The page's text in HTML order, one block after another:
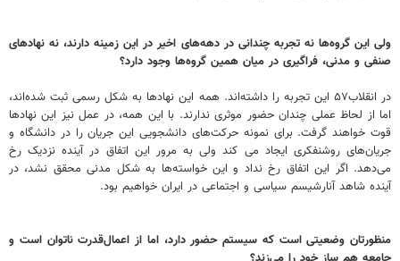
ولی این گروه‌ها نه تجربه چندانی در دهه‌های اخیر در این زمینه دارند، نه نهادهای
صنفی و مدنی، فراگیری در میان همین گروه‌ها وجود دارد؟
در انقلاب۵۷ این تجربه را داشته‌اند. همه این نهادها به شکل رسمی ثبت شده‌اند،
اما از لحاظ عملی چندان حضور موثری ندارند. با این همه، در عمل نیز این نهادها
قوت خواهند گرفت. برای نمونه حرکت‌های دانشجویی این جریان را در دانشگاه و
جریان‌های روشنفکری ایجاد می کند ولی به مرور این اتفاق در آینده نزدیک رخ
می‌دهد. اگر این اتفاق رخ نداد و این خواسته‌ها به شکل مدنی محقق نشد، در
آینده شاهد آنارشیسم سیاسی و اجتماعی در ایران خواهیم بود.
منظورتان وضعیتی است که سیستم حضور دارد، اما از اعمال‌قدرت ناتوان است و